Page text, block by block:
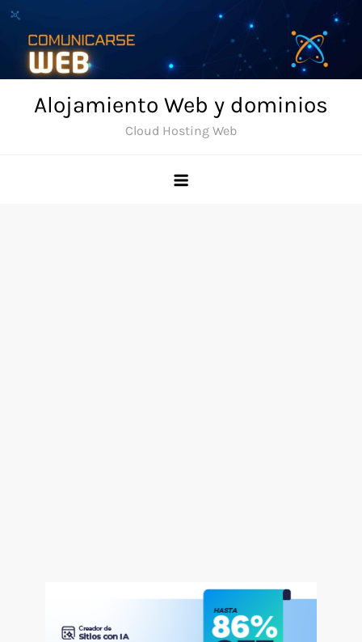
Skip
content
Alojamiento Web y dominios
Cloud Hosting Web